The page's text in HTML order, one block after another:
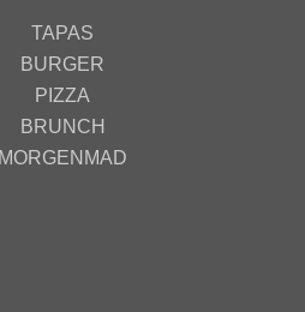
TAPAS
BURGER
PIZZA
BRUNCH
MORGENMAD